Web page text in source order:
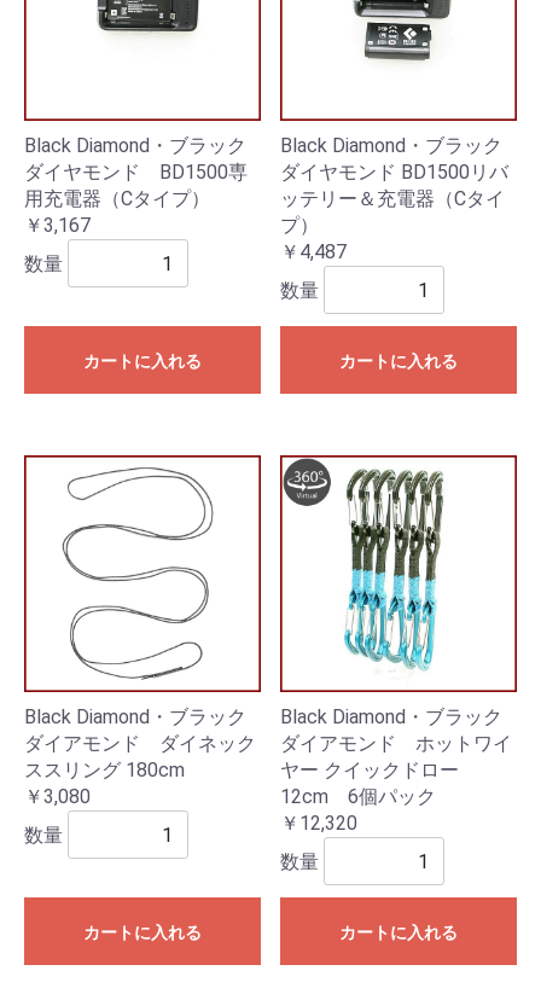
Black Diamond・ブラック
ダイヤモンド BD1500専
用充電器（Cタイプ）
￥3,167
数量
カートに入れる
Black Diamond・ブラック
ダイヤモンド BD1500リバ
ッテリー＆充電器（Cタイ
プ）
￥4,487
数量
カートに入れる
Black Diamond・ブラック
ダイアモンド ダイネック
ススリング 180cm
￥3,080
数量
カートに入れる
Black Diamond・ブラック
ダイアモンド ホットワイ
ヤー クイックドロー
12cm 6個パック
￥12,320
数量
カートに入れる